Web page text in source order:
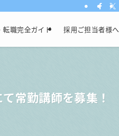
転職完全ガイド 採用ご担当者様へ
常勤講師を募集！